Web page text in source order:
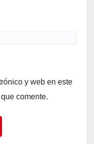
y web en este
comente.